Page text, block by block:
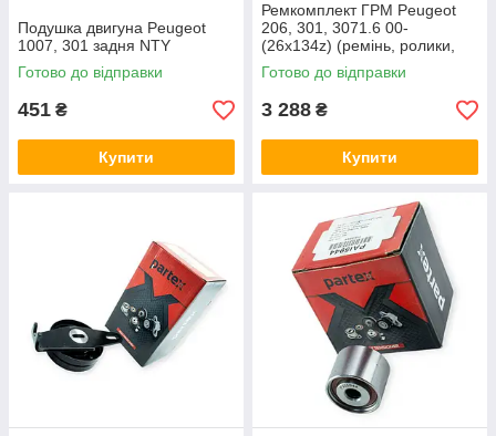
Подушка двигуна Peugeot
1007, 301 задня NTY
Готово до відправки
451 ₴
Купити
Ремкомплект ГРМ Peugeot
206, 301, 3071.6 00-
(26x134z) (ремінь, ролики,
помпа) DAYCO-AIRTEX
Готово до відправки
3 288 ₴
Купити